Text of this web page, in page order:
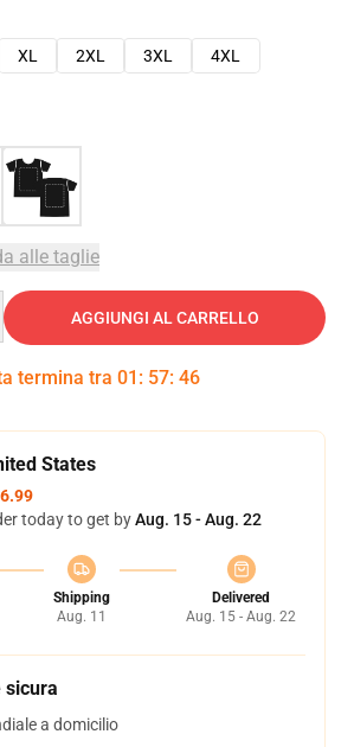
XL 2XL 3XL
4XL
alle taglie
AGGIUNGI AL CARRELLO
termina tra 01 : 57: 45
States
today to get byAug. 15 - Aug. 22
Shipping
Aug. 11
Delivered
Aug. 15 - Aug. 22
sicura
a domicilio